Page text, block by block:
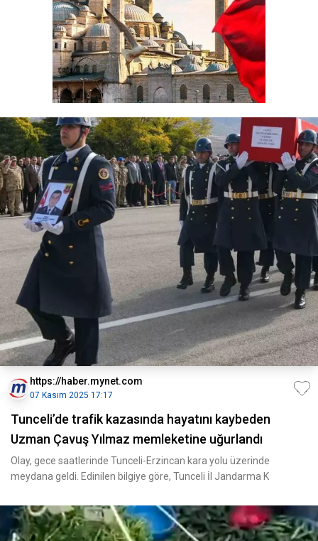
https://haber.mynet.com
07 Kasım 2025 17:17
Tunceli’de trafik kazasında hayatını kaybeden
Uzman Çavuş Yılmaz memleketine uğurlandı
Olay, gece saatlerinde Tunceli-Erzincan kara yolu üzerinde
meydana geldi. Edinilen bilgiye göre, Tunceli İl Jandarma K